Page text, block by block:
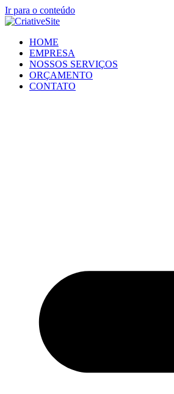
Ir para o conteúdo
HOME
EMPRESA
NOSSOS SERVIÇOS
ORÇAMENTO
CONTATO